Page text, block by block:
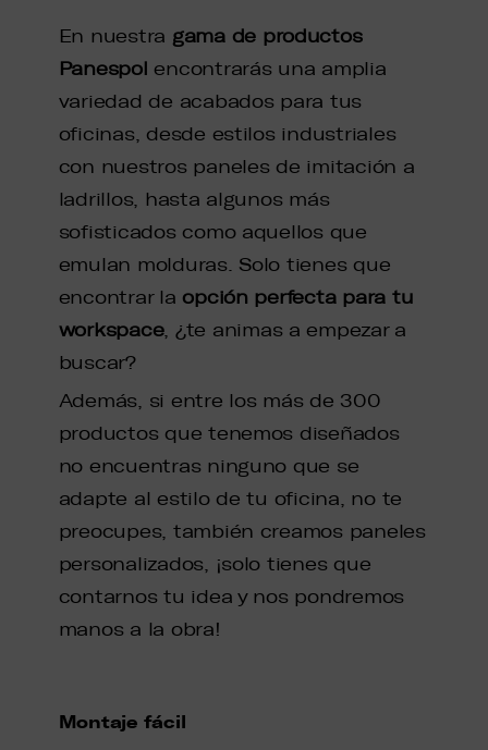
En nuestra gama de productos
Panespol encontrarás una amplia
variedad de acabados para tus
oficinas, desde estilos industriales
con nuestros paneles de imitación a
ladrillos, hasta algunos más
sofisticados como aquellos que
emulan molduras. Solo tienes que
encontrar la opción perfecta para tu
workspace, ¿te animas a empezar a
buscar?
Además, si entre los más de 300
productos que tenemos diseñados
no encuentras ninguno que se
adapte al estilo de tu oficina, no te
preocupes, también creamos paneles
personalizados, ¡solo tienes que
contarnos tu idea y nos pondremos
manos a la obra!
Montaje fácil